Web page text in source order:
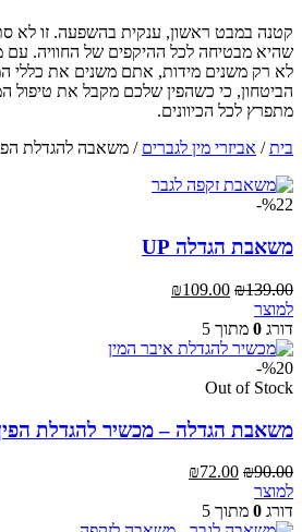
קטנה במבט ראשון, ענקית בהשפעה. זו לא
שהיא מבטיחה לכל ההיקפים של החוויה.
לא רק משנים מידות, אתם משנים את כללי
הביטחון, כי כשהפין שלכם מקבל את טיפול
מתפרץ לכל הכיוונים.
בית/ אביזרי מין לגברים / משאבה להגדלת
%22-
משאבת הגדלה UP
₪139.00
המחיר
היה:
₪139.00.
₪109.00
₪109.00.
למוצר
דורג 0 מתוך 5
%20-
Out of Stock
משאבת הגדלה – מכשיר להגדלת
₪90.00
המחיר
היה:
₪72.00
למוצר
דורג 0 מתוך 5